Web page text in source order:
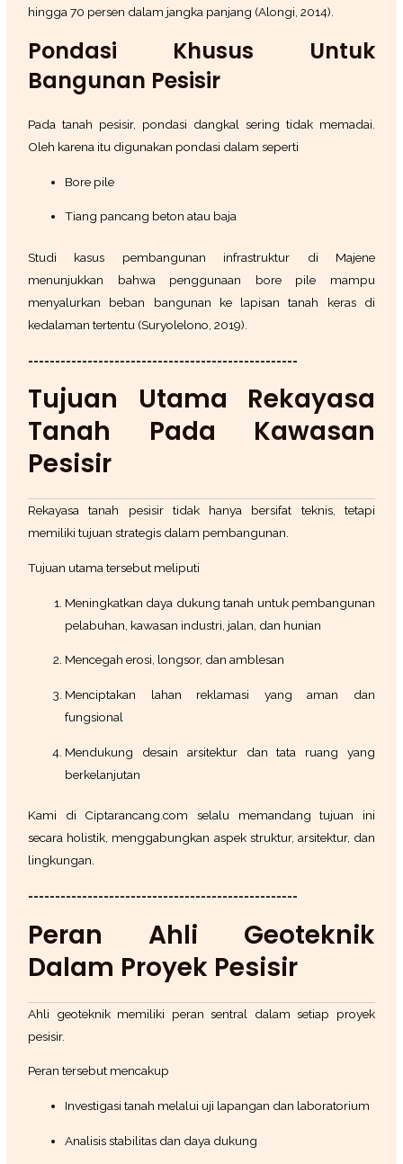
hingga 70 persen dalam jangka panjang (Alongi, 2014).
Pondasi Khusus Untuk
Bangunan Pesisir
Pada tanah pesisir, pondasi dangkal sering tidak memadai.
Oleh karena itu digunakan pondasi dalam seperti
Bore pile
Tiang pancang beton atau baja
Studi kasus pembangunan infrastruktur di Majene
menunjukkan bahwa penggunaan bore pile mampu
menyalurkan beban bangunan ke lapisan tanah keras di
kedalaman tertentu (Suryolelono, 2019).
==================================================
Tujuan Utama Rekayasa
Tanah Pada Kawasan
Pesisir
Rekayasa tanah pesisir tidak hanya bersifat teknis, tetapi
memiliki tujuan strategis dalam pembangunan.
Tujuan utama tersebut meliputi
Meningkatkan daya dukung tanah untuk pembangunan
pelabuhan, kawasan industri, jalan, dan hunian
Mencegah erosi, longsor, dan amblesan
Menciptakan lahan reklamasi yang aman dan
fungsional
Mendukung desain arsitektur dan tata ruang yang
berkelanjutan
Kami di Ciptarancang.com selalu memandang tujuan ini
secara holistik, menggabungkan aspek struktur, arsitektur, dan
lingkungan.
==================================================
Peran Ahli Geoteknik
Dalam Proyek Pesisir
Ahli geoteknik memiliki peran sentral dalam setiap proyek
pesisir.
Peran tersebut mencakup
Investigasi tanah melalui uji lapangan dan laboratorium
Analisis stabilitas dan daya dukung